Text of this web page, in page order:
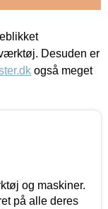
Desuden er
også meget
og maskiner.
på alle deres